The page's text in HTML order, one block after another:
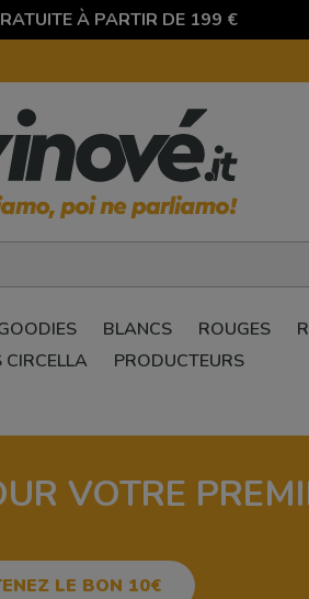
À PARTIR DE 199 €
BLANCS ROUGES
CIRCELLA
PRODUCTEURS
VOTRE
LE BON 10€